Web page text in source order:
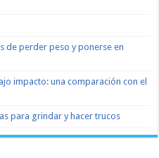
de perder peso y ponerse en
impacto: una comparación con el
para grindar y hacer trucos